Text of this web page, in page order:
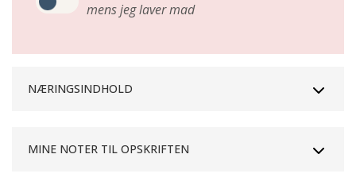
mens jeg laver mad
NÆRINGSINDHOLD
MINE NOTER TIL OPSKRIFTEN